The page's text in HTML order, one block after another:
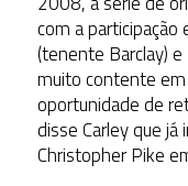
com a
(tenente Barclay) e
muito contente
oportunidade de
disse Carley que
Christopher Pike